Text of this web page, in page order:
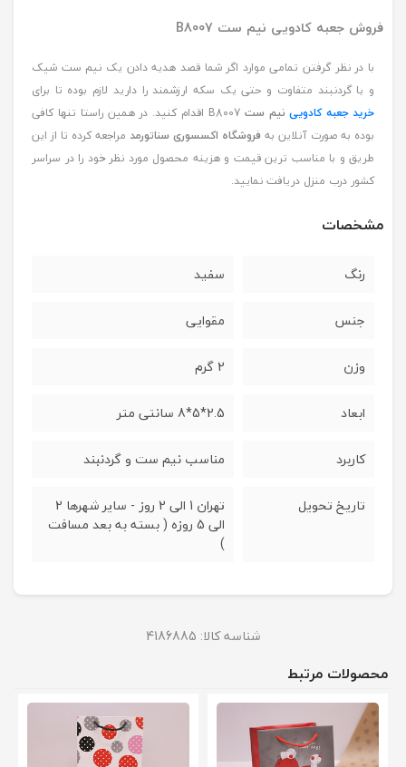
فروش جعبه کادویی نیم ست B8007
با در نظر گرفتن تمامی موارد اگر شما قصد هدیه دادن یک نیم ست شیک
و یا گردنبند متفاوت و حتی یک سکه ارزشمند را دارید لازم بوده تا برای
خرید جعبه کادویینیم ست
B8007 اقدام کنید. در همین راستا تنها کافی
بوده به صورت آنلاین بهفروشگاه اکسسوری سناتورمد مراجعه کرده تا از این
طریق و با مناسب ترین قیمت و هزینه محصول مورد نظر خود را در سراسر
کشور درب منزل دریافت نمایید.
مشخصات
رنگ سفید
جنس مقوایی
وزن 2 گرم
ابعاد 2.5*5*8 سانتی متر
کاربرد مناسب نیم ست و گردنبند
تاریخ تحویل
تهران 1 الی 2 روز - سایر شهرها 2
الی 5 روزه ( بسته به بعد مسافت
)
شناسه کالا: 4186885
محصولات مرتبط